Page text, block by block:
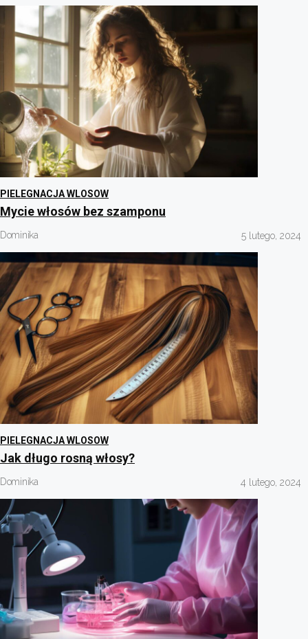
PIELEGNACJA WLOSOW
Mycie włosów bez szamponu
Dominika 5 lutego, 2024
PIELEGNACJA WLOSOW
Jak długo rosną włosy?
Dominika 4 lutego, 2024